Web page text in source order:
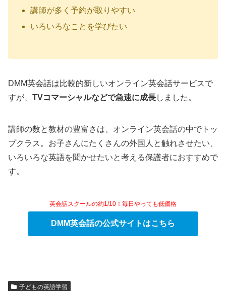
講師が多く予約が取りやすい
いろいろなことを学びたい
DMM英会話は比較的新しいオンライン英会話サービスで
すが、 TVコマーシャルなどで急速に成長しました。
講師の数と教材の豊富さは、オンライン英会話の中でトッ
プクラス。お子さんにたくさんの外国人と触れさせたい、
いろいろな英語を聞かせたいと考える保護者におすすめで
す。
英会話スクールの約1/10！毎日やっても低価格
DMM英会話の公式サイトはこちら
子どもの英語学習